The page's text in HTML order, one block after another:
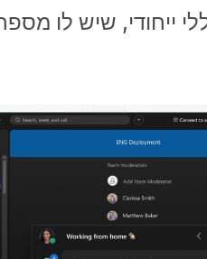
שיש לו מספר